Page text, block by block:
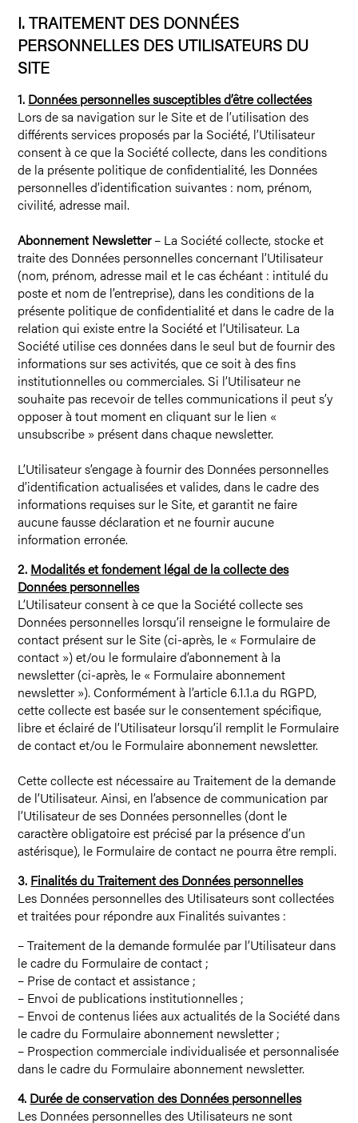
I. TRAITEMENT DES DONNÉES
PERSONNELLES DES UTILISATEURS DU
SITE
1. Données personnelles susceptibles d’être collectées
Lors de sa navigation sur le Site et de l’utilisation des
différents services proposés par la Société, l’Utilisateur
consent à ce que la Société collecte, dans les conditions
de la présente politique de confidentialité, les Données
personnelles d’identification suivantes : nom, prénom,
civilité, adresse mail.
Abonnement Newsletter– La Société collecte, stocke et
traite des Données personnelles concernant l’Utilisateur
(nom, prénom, adresse mail et le cas échéant : intitulé du
poste et nom de l’entreprise), dans les conditions de la
présente politique de confidentialité et dans le cadre de la
relation qui existe entre la Société et l’Utilisateur. La
Société utilise ces données dans le seul but de fournir des
informations sur ses activités, que ce soit à des fins
institutionnelles ou commerciales. Si l’Utilisateur ne
souhaite pas recevoir de telles communications il peut s’y
opposer à tout moment en cliquant sur le lien «
unsubscribe » présent dans chaque newsletter.
L’Utilisateur s’engage à fournir des Données personnelles
d’identification actualisées et valides, dans le cadre des
informations requises sur le Site, et garantit ne faire
aucune fausse déclaration et ne fournir aucune
information erronée.
2. Modalités et fondement légal de la collecte des
Données personnelles
L’Utilisateur consent à ce que la Société collecte ses
Données personnelles lorsqu’il renseigne le formulaire de
contact présent sur le Site (ci-après, le « Formulaire de
contact ») et/ou le formulaire d’abonnement à la
newsletter (ci-après, le « Formulaire abonnement
newsletter »). Conformément à l’article 6.1.1.a du RGPD,
cette collecte est basée sur le consentement spécifique,
libre et éclairé de l’Utilisateur lorsqu’il remplit le Formulaire
de contact et/ou le Formulaire abonnement newsletter.
Cette collecte est nécessaire au Traitement de la demande
de l’Utilisateur. Ainsi, en l’absence de communication par
l’Utilisateur de ses Données personnelles (dont le
caractère obligatoire est précisé par la présence d’un
astérisque), le Formulaire de contact ne pourra être rempli.
3. Finalités du Traitement des Données personnelles
Les Données personnelles des Utilisateurs sont collectées
et traitées pour répondre aux Finalités suivantes :
– Traitement de la demande formulée par l’Utilisateur dans
le cadre du Formulaire de contact ;
– Prise de contact et assistance ;
– Envoi de publications institutionnelles ;
– Envoi de contenus liées aux actualités de la Société dans
le cadre du Formulaire abonnement newsletter ;
– Prospection commerciale individualisée et personnalisée
dans le cadre du Formulaire abonnement newsletter.
4. Durée de conservation des Données personnelles
Les Données personnelles des Utilisateurs ne sont